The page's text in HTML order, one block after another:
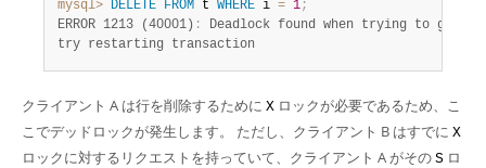
mysql> DELETE FROM t WHERE i = 1;
ERROR 1213 (40001) :
Deadlock found when trying to get
try restarting transaction
クライアント A は行を削除するために X ロックが必要であるため、こ
こでデッドロックが発生します。 ただし、クライアント B はすでに X
ロックに対するリクエストを持っていて、クライアント A がその S ロ